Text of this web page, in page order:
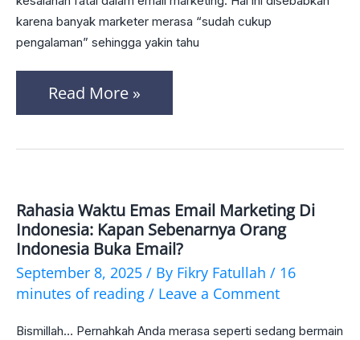
karena banyak marketer merasa “sudah cukup
pengalaman” sehingga yakin tahu
Convert
dengan
Read More »
Rahasia Waktu Emas Email Marketing Di
Indonesia: Kapan Sebenarnya Orang
Indonesia Buka Email?
September 8, 2025 / By Fikry Fatullah / 16
minutes of reading / Leave a Comment
Bismillah… Pernahkah Anda merasa seperti sedang bermain
Rahasia
Waktu
Emas
Email
Marketing